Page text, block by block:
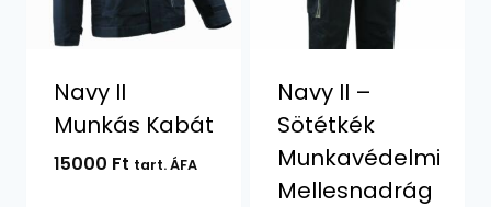
Navy II
Munkás Kabát
15000 Ft tart. ÁFA
Navy II –
Sötétkék
Munkavédelmi
Mellesnadrág